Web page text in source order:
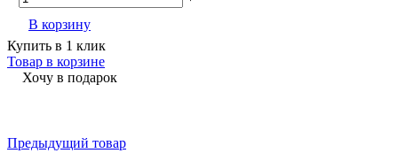
В корзину
Купить в 1 клик
Товар в корзине
Хочу в подарок
Предыдущий товар